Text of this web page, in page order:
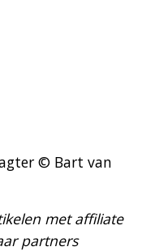
© Bart van
met affiliate
partners